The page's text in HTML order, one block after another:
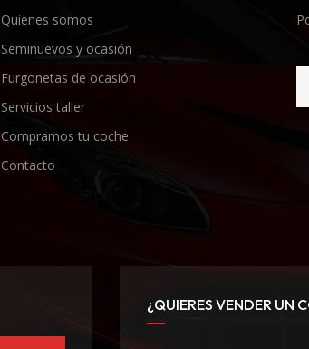
Quienes somos
Seminuevos y ocasión
Furgonetas de ocasión
Servicios taller
Compramos tu coche
Contacto
¿QUIERES VENDER UN